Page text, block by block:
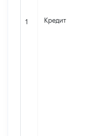
1 Кредит